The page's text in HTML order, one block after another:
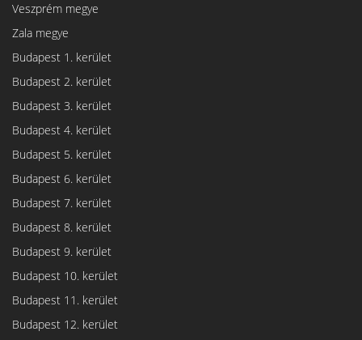
Veszprém megye
Zala megye
Budapest 1. kerület
Budapest 2. kerület
Budapest 3. kerület
Budapest 4. kerület
Budapest 5. kerület
Budapest 6. kerület
Budapest 7. kerület
Budapest 8. kerület
Budapest 9. kerület
Budapest 10. kerület
Budapest 11. kerület
Budapest 12. kerület